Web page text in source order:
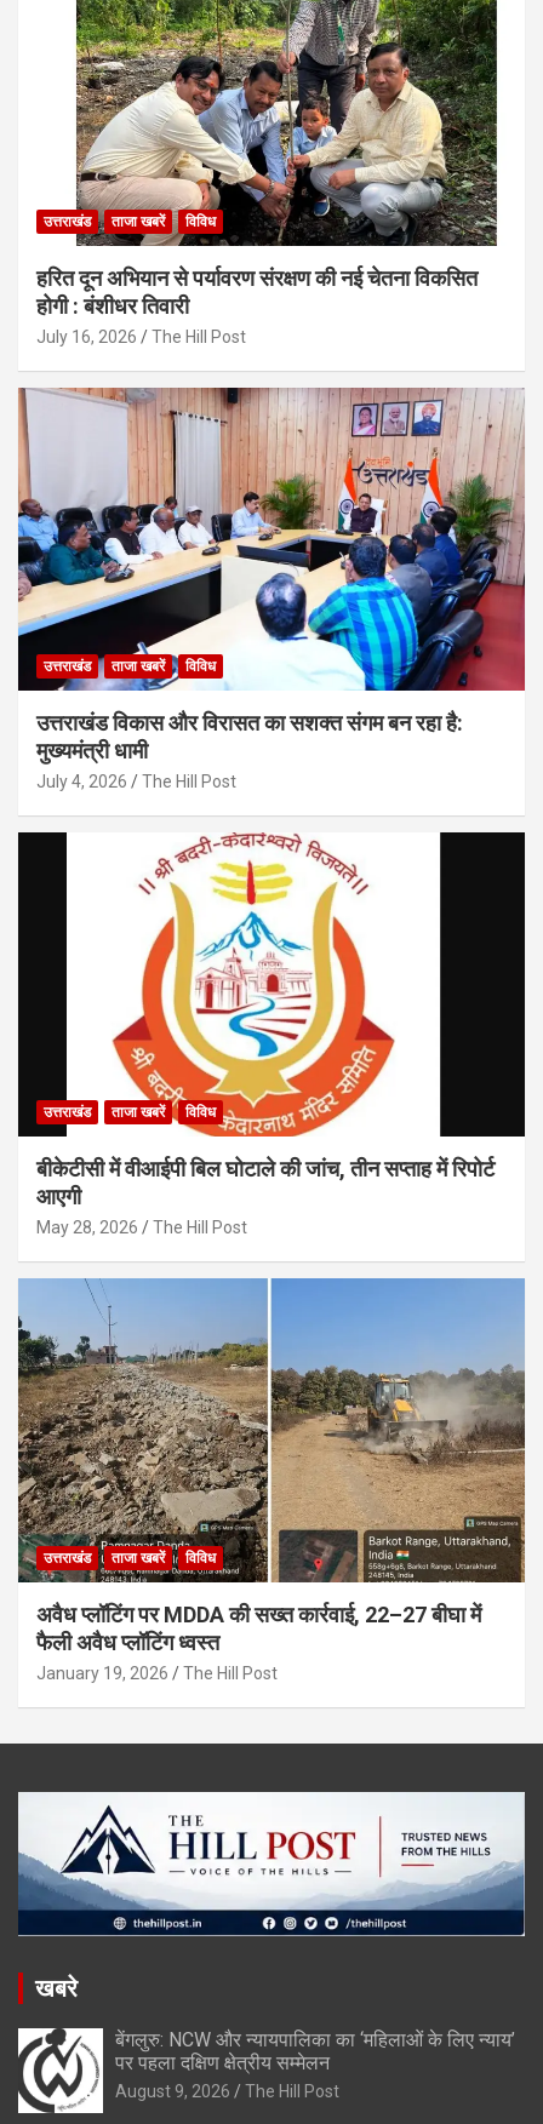
उत्तराखंड ताजा खबरें विविध
हरित दून अभियान से पर्यावरण संरक्षण की नई चेतना विकसित
होगी : बंशीधर तिवारी
July 16, 2026 The Hill Post
उत्तराखंड ताजा खबरें विविध
उत्तराखंड विकास और विरासत का सशक्त संगम बन रहा है:
मुख्यमंत्री धामी
July 4, 2026 The Hill Post
उत्तराखंड ताजा खबरें विविध
बीकेटीसी में वीआईपी बिल घोटाले की जांच, तीन सप्ताह में रिपोर्ट
आएगी
May 28, 2026 The Hill Post
उत्तराखंड ताजा खबरें विविध
अवैध प्लॉटिंग पर MDDA की सख्त कार्रवाई, 22–27 बीघा में
फैली अवैध प्लॉटिंग ध्वस्त
January 19, 2026 The Hill Post
खबरे
बेंगलुरु: NCW और न्यायपालिका का ‘महिलाओं के लिए न्याय’
पर पहला दक्षिण क्षेत्रीय सम्मेलन
August 9, 2026 The Hill Post